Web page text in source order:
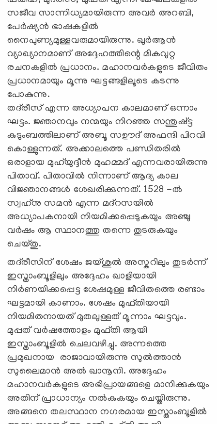
സജീവ സാന്നിധ്യമായിരുന്ന അവര്‍ അറബി,
പേർഷ്യൻ ഭാഷകളിൽ
നൈപുണ്യമുള്ളവരുമായിരുന്നു. ഖുർആൻ
വ്യാഖ്യാനമാണ് അദ്ദേഹത്തിന്റെ മികവുറ്റ
രചനകളിൽ പ്രധാനം. മഹാനവർകളുടെ ജീവിതം
പ്രധാനമായും മൂന്നു ഘട്ടങ്ങളിലൂടെ കടന്നു
പോകുന്നു.
തദ്‍രീസ് എന്ന അധ്യാപന കാലമാണ് ഒന്നാം
ഘട്ടം. ജ്ഞാനവും നന്മയും നിറഞ്ഞ സന്തുഷ്ട്ട
കുടുംബത്തിലാണ് അബൂ സഊദ് അഫന്ദി പിറവി
കൊള്ളുന്നത്. അക്കാലത്തെ പണ്ഡിതരിൽ
ഒരാളായ മുഹ്‌യുദ്ദീൻ മുഹമ്മദ് എന്നവരായിരുന്നു
പിതാവ്. പിതാവിൽ നിന്നാണ് ആദ്യ കാല
വിജ്ഞാനങ്ങൾ ശേഖരിക്കുന്നത്. 1528 -ൽ
സ്വഹ്‌നു സമൻ എന്ന മദ്റസയിൽ
അധ്യാപകനായി നിയമിക്കപ്പെടുകയും അഞ്ചു
വർഷം ആ സ്ഥാനത്തു തന്നെ തുടരുകയും
ചെയ്തു.
തദ്‍രീസിന് ശേഷം ജയ്ശുൽ അസ്കറിലും തുടർന്ന്
ഇസ്താംബൂളിലും അദ്ദേഹം ഖാളിയായി
നിർണയിക്കപ്പെട്ട ശേഷമുള്ള ജീവിതത്തെ രണ്ടാം
ഘട്ടമായി കാണാം. ശേഷം മുഫ്തിയായി
നിയമിതനായത് മുതലുള്ളത് മൂന്നാം ഘട്ടവും.
മുപ്പത് വർഷത്തോളം മുഫ്തി ആയി
ഇസ്താംബൂളിൽ ചെലവഴിച്ചു. അന്നത്തെ
പ്രമുഖനായ രാജാവായിരുന്നു സുൽത്താൻ
സുലൈമാൻ അൽ ഖാനൂനി. അദ്ദേഹം
മഹാനവർകളുടെ അഭിപ്രായങ്ങളെ മാനിക്കുകയും
അതിന് പ്രാധാന്യം നൽകുകയും ചെയ്തിരുന്നു.
അങ്ങനെ തലസ്ഥാന നഗരമായ ഇസ്താംബൂളിൽ